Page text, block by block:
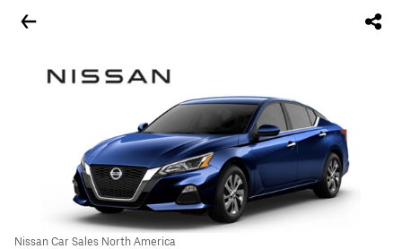
Nissan Car Sales North America